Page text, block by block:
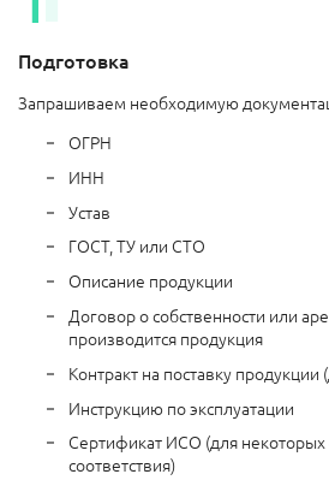
Подготовка
Запрашиваем необходимую
ОГРН
ИНН
Устав
ГОСТ, ТУ или СТО
Описание продукции
Договор о собственности или
производится продукция
Контракт на поставку
Инструкцию по эксплуатации
Сертификат ИСО (для
соответствия)